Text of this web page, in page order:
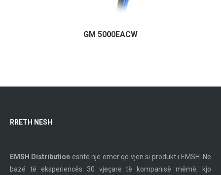
GM 5000EACW
RRETH NESH
EMSH Distribution është një emër që vjen si produkt i EMSH. Në
bazë të eksperiencës 30 vjeçare të kompanisë mëmë, kjo